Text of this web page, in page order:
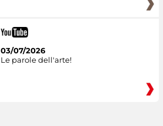
03/07/2026
Le parole dell'arte!